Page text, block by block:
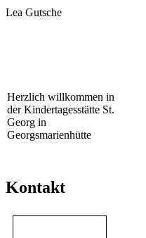
Lea Gutsche
Herzlich willkommen in
der Kindertagesstätte St.
Georg in
Georgsmarienhütte
Kontakt